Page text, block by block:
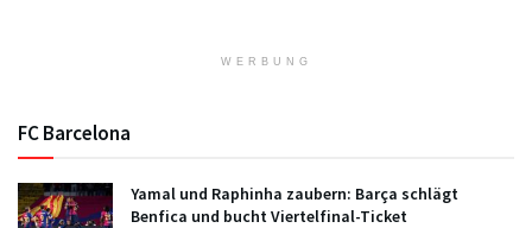
WERBUNG
FC Barcelona
Yamal und Raphinha zaubern: Barça schlägt
Benfica und bucht Viertelfinal-Ticket